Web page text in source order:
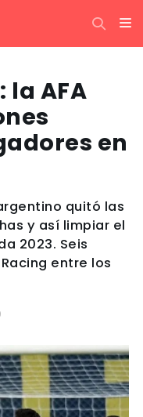
la AFA
en
quitó las
y así limpiar el
2023. Seis
entre los